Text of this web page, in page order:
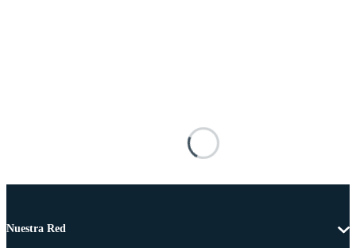
Nuestra Red